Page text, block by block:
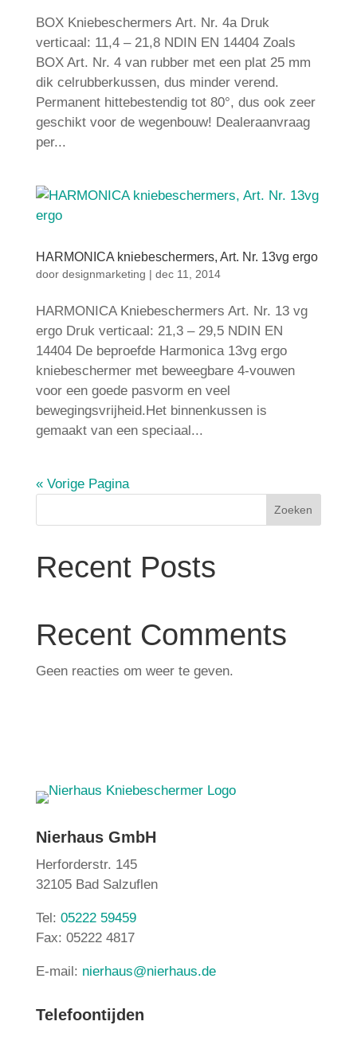
BOX Kniebeschermers Art. Nr. 4a Druk
verticaal: 11,4 – 21,8 NDIN EN 14404 Zoals
BOX Art. Nr. 4 van rubber met een plat 25 mm
dik celrubberkussen, dus minder verend.
Permanent hittebestendig tot 80°, dus ook zeer
geschikt voor de wegenbouw! Dealeraanvraag
per...
HARMONICA kniebeschermers, Art. Nr. 13vg ergo
door designmarketing | dec 11, 2014
HARMONICA Kniebeschermers Art. Nr. 13 vg
ergo Druk verticaal: 21,3 – 29,5 NDIN EN
14404 De beproefde Harmonica 13vg ergo
kniebeschermer met beweegbare 4-vouwen
voor een goede pasvorm en veel
bewegingsvrijheid.Het binnenkussen is
gemaakt van een speciaal...
« Vorige Pagina
Zoeken
Recent Posts
Recent Comments
Geen reacties om weer te geven.
Nierhaus GmbH
Herforderstr. 145
32105 Bad Salzuflen
Tel: 05222 59459
Fax: 05222 4817
E-mail: nierhaus@nierhaus.de
Telefoontijden